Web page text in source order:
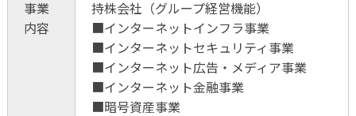
事業
内容
持株会社（グループ経営機能）
■インターネットインフラ事業
■インターネットセキュリティ事業
■インターネット広告・メディア事業
■インターネット金融事業
■暗号資産事業